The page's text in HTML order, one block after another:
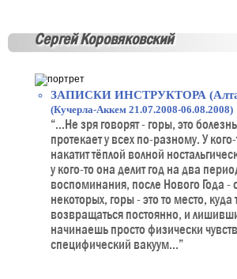
Сергей Коровяковский
ЗАПИСКИ ИНСТРУКТОРА
(Кучерла-Аккем 21.07.2008-06.08.2008)
“...Не зря говорят - горы, это
протекает у всех по-разному. У
накатит тёплой волной
у кого-то она делит год на два
воспоминания, после Нового Года -
некоторых, горы - это то место,
возвращаться постоянно, и
начинаешь просто физически
специфический вакуум...”